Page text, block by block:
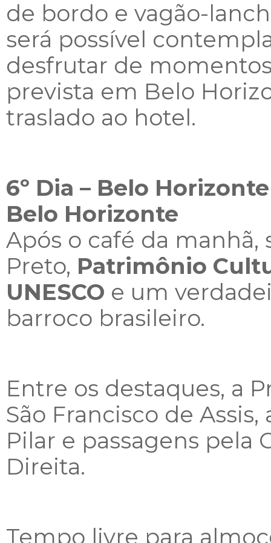
de bordo e vagão-
será possível
desfrutar de
prevista em Belo
traslado ao hotel.
6º Dia – Belo
Belo Horizonte
Após o café da manhã,
Preto, Patrimônio
UNESCO e um
barroco brasileiro.
Entre os destaques, a
São Francisco de
Pilar e passagens pela
Direita.
Tempo livre para